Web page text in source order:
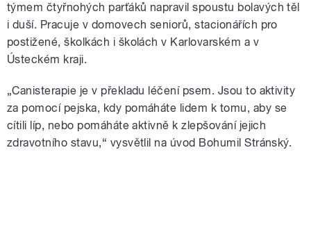
týmem čtyřnohých parťáků napravil spoustu bolavých těl
i duší. Pracuje v domovech seniorů, stacionářích pro
postižené, školkách i školách v Karlovarském a v
Ústeckém kraji.
„Canisterapie je v překladu léčení psem. Jsou to aktivity
za pomocí pejska, kdy pomáháte lidem k tomu, aby se
cítili líp, nebo pomáháte aktivně k zlepšování jejich
zdravotního stavu,“ vysvětlil na úvod Bohumil Stránský.